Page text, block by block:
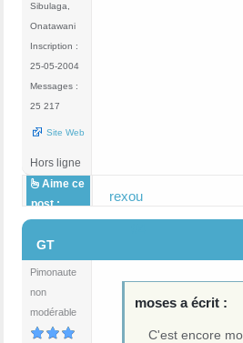
Sibulaga,
Onatawani
Inscription :
25-05-2004
Messages :
25 217
Site Web
Hors ligne
Aime ce
post :
rexou
GT
Pimonaute
non
modérable
moses a écrit :
C'est encore